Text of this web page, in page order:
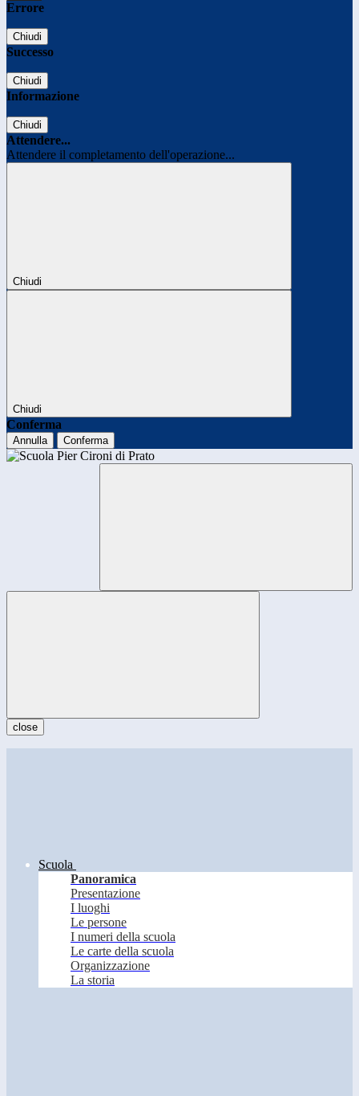
Errore
Chiudi
Successo
Chiudi
Informazione
Chiudi
Attendere...
Attendere il completamento dell'operazione...
Chiudi
Chiudi
Conferma
Annulla Conferma
close
Scuola
Panoramica
Presentazione
I luoghi
Le persone
I numeri della scuola
Le carte della scuola
Organizzazione
La storia